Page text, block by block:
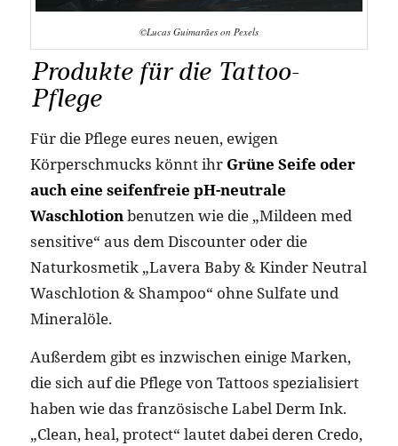
©Lucas Guimarães on Pexels
Produkte für die Tattoo-
Pflege
Für die Pflege eures neuen, ewigen
Körperschmucks könnt ihr Grüne Seife oder
auch eine seifenfreie pH-neutrale
Waschlotionbenutzen wie die „Mildeen med
sensitive“ aus dem Discounter oder die
Naturkosmetik „Lavera Baby & Kinder Neutral
Waschlotion & Shampoo“ ohne Sulfate und
Mineralöle.
Außerdem gibt es inzwischen einige Marken,
die sich auf die Pflege von Tattoos spezialisiert
haben wie das französische Label Derm Ink.
„Clean, heal, protect“ lautet dabei deren Credo,